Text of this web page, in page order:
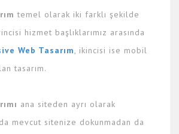
temel olarak iki farklı şekilde
hizmet başlıklarımız arasında
Web Tasarım, ikincisi ise mobil
tasarım.
ana siteden ayrı olarak
mevcut sitenize dokunmadan da